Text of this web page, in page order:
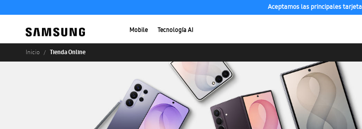
Aceptamos las principales
Mobile Tecnología AI
Inicio Tienda Online